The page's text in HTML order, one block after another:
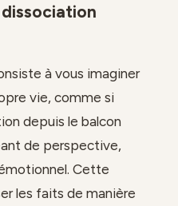
à vous imaginer
vie, comme si
depuis le balcon
de perspective,
Cette
les faits de manière